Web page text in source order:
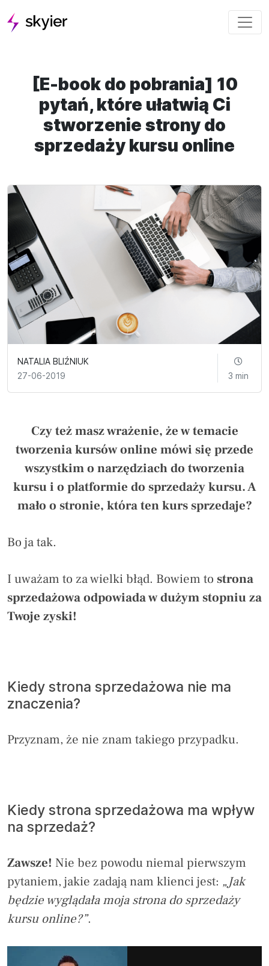
[E-book do pobrania] 10
pytań, które ułatwią Ci
stworzenie strony do
sprzedaży kursu online
NATALIA BLIŹNIUK
27-06-2019
3 min
Czy też masz wrażenie, że w temacie
tworzenia kursów online mówi się przede
wszystkim o narzędziach do tworzenia
kursu i o platformie do sprzedaży kursu. A
mało o stronie, która ten kurs sprzedaje?
Bo ja tak.
I uważam to za wielki błąd. Bowiem to strona
sprzedażowa odpowiada w dużym stopniu za
Twoje zyski!
Kiedy strona sprzedażowa nie ma
znaczenia?
Przyznam, że nie znam takiego przypadku.
Kiedy strona sprzedażowa ma wpływ
na sprzedaż?
Zawsze! Nie bez powodu niemal pierwszym
pytaniem, jakie zadają nam klienci jest: „Jak
będzie wyglądała moja strona do sprzedaży
kursu online?”.